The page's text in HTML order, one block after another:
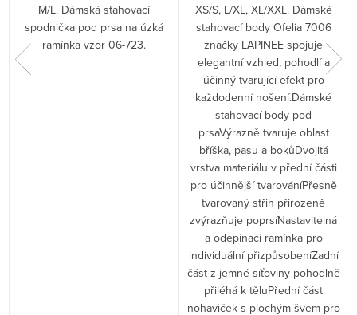
M/L. Dámská stahovací
spodnička pod prsa na úzká
ramínka vzor 06-723.
XS/S, L/XL, XL/XXL. Dámské
stahovací body Ofelia 7006
značky LAPINEE spojuje
elegantní vzhled, pohodlí a
účinný tvarující efekt pro
každodenní nošení.Dámské
stahovací body pod
prsaVýrazně tvaruje oblast
bříška, pasu a bokůDvojitá
vrstva materiálu v přední části
pro účinnější tvarováníPřesně
tvarovaný střih přirozeně
zvýrazňuje poprsíNastavitelná
a odepínací ramínka pro
individuální přizpůsobeníZadní
část z jemné síťoviny pohodlně
přiléhá k těluPřední část
nohaviček s plochým švem pro